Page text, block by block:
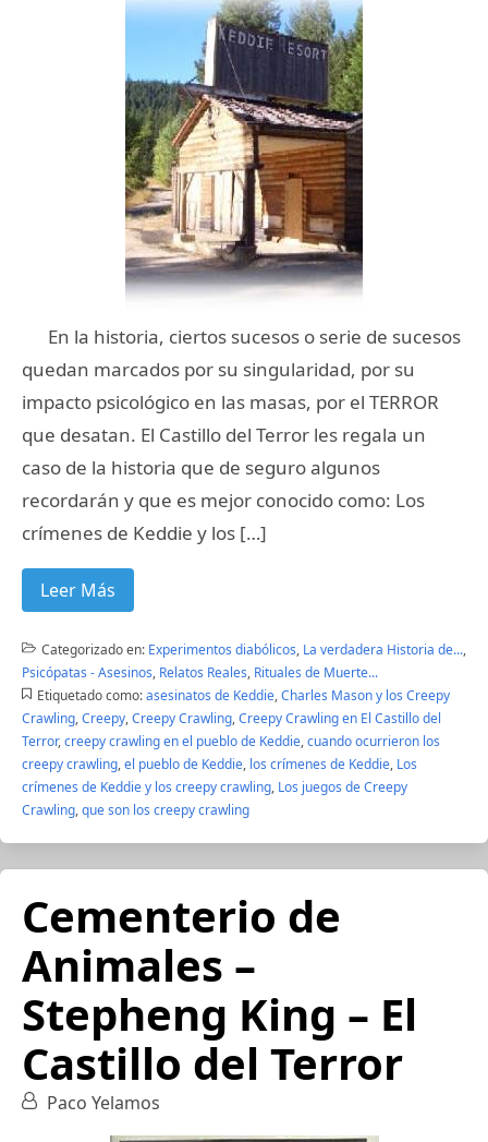
En la historia, ciertos sucesos o serie de sucesos
quedan marcados por su singularidad, por su
impacto psicológico en las masas, por el TERROR
que desatan. El Castillo del Terror les regala un
caso de la historia que de seguro algunos
recordarán y que es mejor conocido como: Los
crímenes de Keddie y los […]
Leer Más
Categorizado en: Experimentos diabólicos, La verdadera Historia de...,
Psicópatas - Asesinos, Relatos Reales, Rituales de Muerte...
Etiquetado como: asesinatos de Keddie,Charles Mason y los Creepy
Crawling,Creepy,Creepy Crawling,Creepy Crawling en El Castillo del
Terror,creepy crawling en el pueblo de Keddie,cuando ocurrieron los
creepy crawling,el pueblo de Keddie, los crímenes de Keddie, Los
crímenes de Keddie y los creepy crawling, Los juegos de Creepy
Crawling,que son los creepy crawling
Cementerio de
Animales –
Stepheng King – El
Castillo del Terror
Paco Yelamos